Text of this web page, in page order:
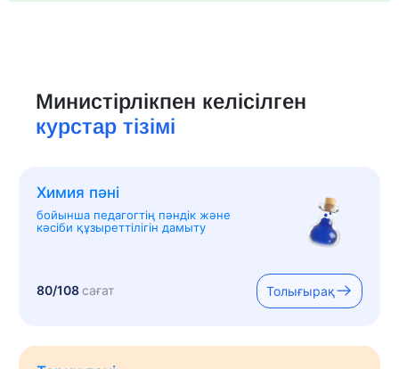
Министірлікпен келісілген
курстар тізімі
Химия пәні
бойынша педагогтің пәндік және
кәсіби құзыреттілігін дамыту
80/108сағат Толығырақ